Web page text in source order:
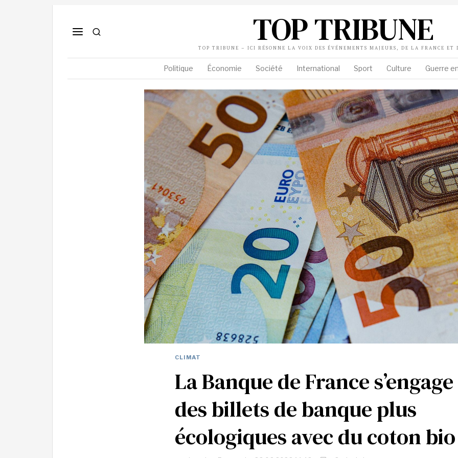
TOP TRIBUNE
TOP TRIBUNE – ICI RÉSONNE LA VOIX DES ÉVÉNEMENTS MAJEURS, DE LA FRANCE ET
Politique Économie Société International Sport Culture Guerre
CLIMAT
La Banque de France
des billets de banque plus
écologiques avec du coton bio